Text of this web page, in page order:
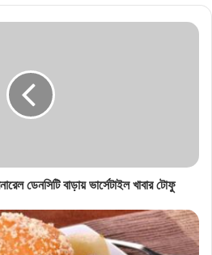
ডেনসিটি বাড়ায় ভার্সেটাইল খাবার টোফু